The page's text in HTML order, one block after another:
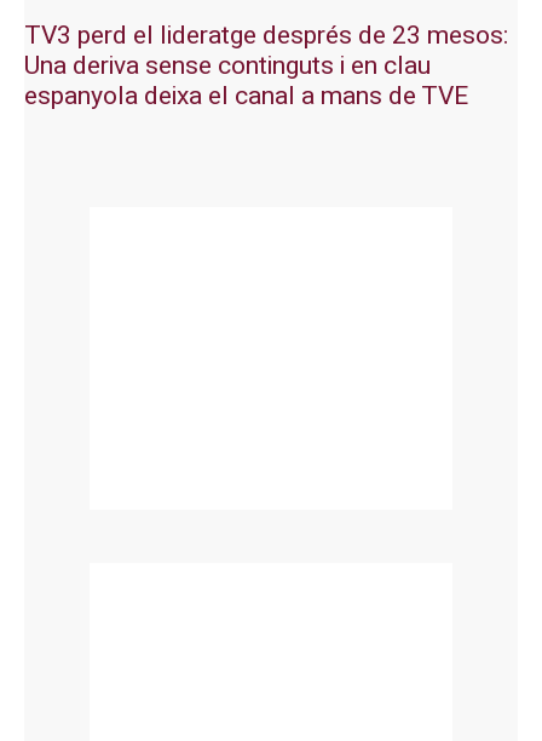
TV3 perd el lideratge després de 23 mesos:
Una deriva sense continguts i en clau
espanyola deixa el canal a mans de TVE